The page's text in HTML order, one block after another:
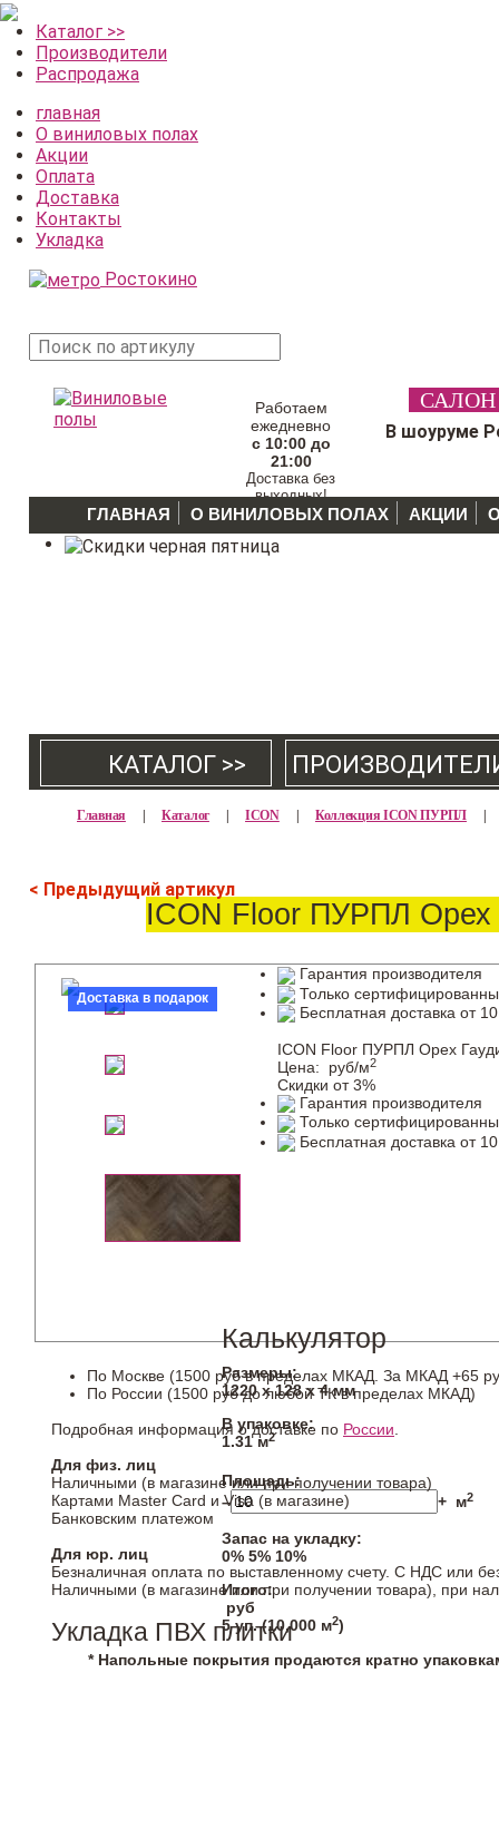
Каталог >>
Производители
Распродажа
главная
О виниловых полах
Акции
Оплата
Доставка
Контакты
Укладка
Ростокино
товара
Работаем
ежедневно
с 10:00 до
21:00
Доставка без
выходных!
В шоуруме
ГЛАВНАЯ О ВИНИЛОВЫХ ПОЛАХ АКЦИИ
КАТАЛОГ >>
Главная Каталог ICON Коллекция ICON ПУРПЛ
< Предыдущий артикул
ICON Floor ПУРПЛ Орех
Доставка в подарок
Гарантия производителя
Только
Бесплатная доставка от
ICON Floor ПУРПЛ Орех
Цена:
руб/м2
Скидки от 3%
Гарантия производителя
Только
Бесплатная доставка от
Калькулятор
Размеры:
1220 х 128 х 4 мм
В упаковке:
1.31 м2
Площадь:
–
+ м2
Запас на укладку:
0% 5% 10%
Итого:
руб
5уп. (10,000 м2)
* Напольные покрытия продаются кратно
По Москве (1500 руб в пределах МКАД. За МКАД +65
По России (1500 руб до любой ТК в пределах МКАД)
Подробная информация о доставке по России.
Для физ. лиц
Наличными (в магазине или при получении товара)
Картами Master Card и Visa (в магазине)
Банковским платежом
Для юр. лиц
Безналичная оплата по выставленному счету. С НДС или
Наличными (в магазине или при получении товара), при
Укладка ПВХ плитки